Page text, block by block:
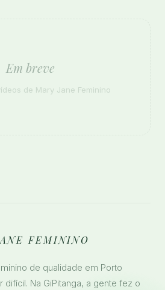
Em breve
de Mary Jane Feminino
FEMININO
de qualidade em Porto
Na GiPitanga, a gente fez o